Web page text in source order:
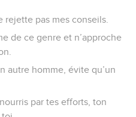
pas mes conseils.
de ce genre et n’approche
autre homme, évite qu’un
par tes efforts, ton